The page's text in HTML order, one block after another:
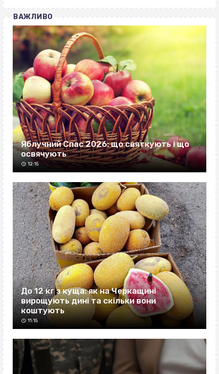
ВАЖЛИВО
Яблучний Спас 2026: що святкують і що
освячують
12:15
До 12 кг з куща: як на Черкащині
вирощують дині та скільки вони
коштують
11:15